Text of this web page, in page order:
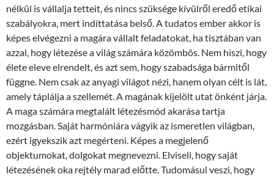
nélkül is vállalja tetteit, és nincs szüksége kívülről eredő etikai
szabályokra, mert indíttatása belső. A tudatos ember akkor is
képes elvégezni a magára vállalt feladatokat, ha tisztában van
azzal, hogy létezése a világ számára közömbös. Nem hiszi, hogy
élete eleve elrendelt, és azt sem, hogy szabadsága bármitől
függne. Nem csak az anyagi világot nézi, hanem olyan célt is lát,
amely táplálja a szellemét. A magának kijelölt utat önként járja.
A maga számára megtalált létezésmód akarása tartja
mozgásban. Saját harmóniára vágyik az ismeretlen világban,
ezért igyekszik azt megérteni. Képes a megjelenő
objektumokat, dolgokat megnevezni. Elviseli, hogy saját
létezésének oka rejtély marad előtte. Tudomásul veszi, hogy